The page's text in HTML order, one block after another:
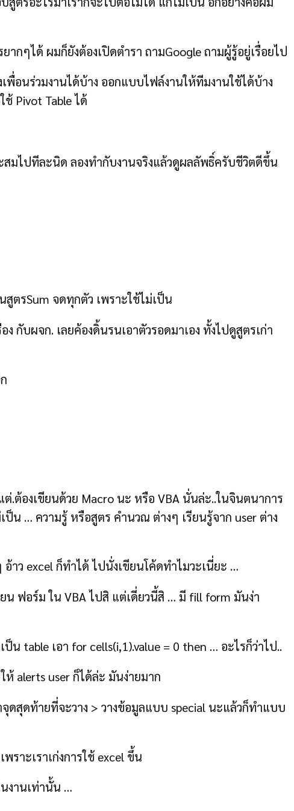
กๆได้ ผมก็ยังต้องเปิดตำรา ถามGoogle ถามผู้รู้อยู่เรื่อยไป
อนร่วมงานได้บ้าง ออกแบบไฟล์งานให้ทีมงานใช้ได้บ้าง
Pivot Table ได้
มไปทีละนิด ลองทำกับงานจริงแล้วดูผลลัพธิ์ครับชีวิตดีขึ้น
ตรSum จดทุกตัว เพราะใช้ไม่เป็น
บผจก. เลยค้องดิ้นรนเอาตัวรอดมาเอง ทั้งไปดูสูตรเก่า
.ต้องเขียนด้วย Macro นะ หรือ VBA นั่นล่ะ..ในจินตนาการ
ป็น … ความรู้ หรือสูตร คำนวณ ต่างๆ เรียนรู้จาก user ต่าง
ว excel ก็ทำได้ ไปนั่งเขียนโค้ดทำไมวะเนี่ยะ …
น ฟอร์ม ใน VBA ไปสิ แต่เดี่ยวนี้สิ … มี fill form มันง่า
น table เอา for cells(i,1).value = 0 then … อะไรก็ว่าไป..
alerts user ก็ได้ล่ะ มันง่ายมาก
ดสุดท้ายที่จะวาง > วางข้อมูลแบบ special นะแล้วก็ทำแบบ
ราะเราเก่งการใช้ excel ขึ้น
นงานเท่านั้น …